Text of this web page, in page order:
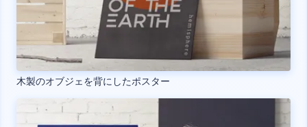
木製のオブジェを背にしたポスター